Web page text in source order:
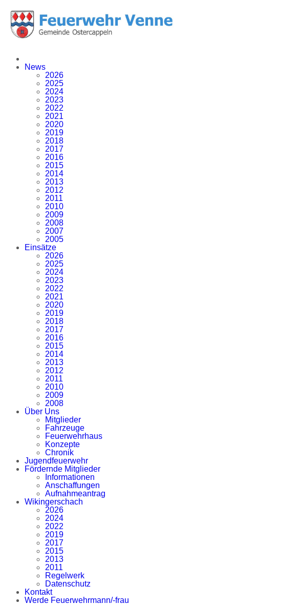
News
2026
2025
2024
2023
2022
2021
2020
2019
2018
2017
2016
2015
2014
2013
2012
2011
2010
2009
2008
2007
2005
Einsätze
2026
2025
2024
2023
2022
2021
2020
2019
2018
2017
2016
2015
2014
2013
2012
2011
2010
2009
2008
Über Uns
Mitglieder
Fahrzeuge
Feuerwehrhaus
Konzepte
Chronik
Jugendfeuerwehr
Fördernde Mitglieder
Informationen
Anschaffungen
Aufnahmeantrag
Wikingerschach
2026
2024
2022
2019
2017
2015
2013
2011
Regelwerk
Datenschutz
Kontakt
Werde Feuerwehrmann/-frau